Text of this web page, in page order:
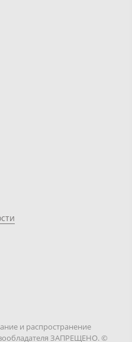
и распространение
ЗАПРЕЩЕНО. ©